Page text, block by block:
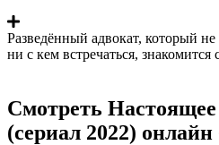
Разведённый адвокат, который
ни с кем встречаться,
Смотреть Настоящее
(сериал 2022) онлайн